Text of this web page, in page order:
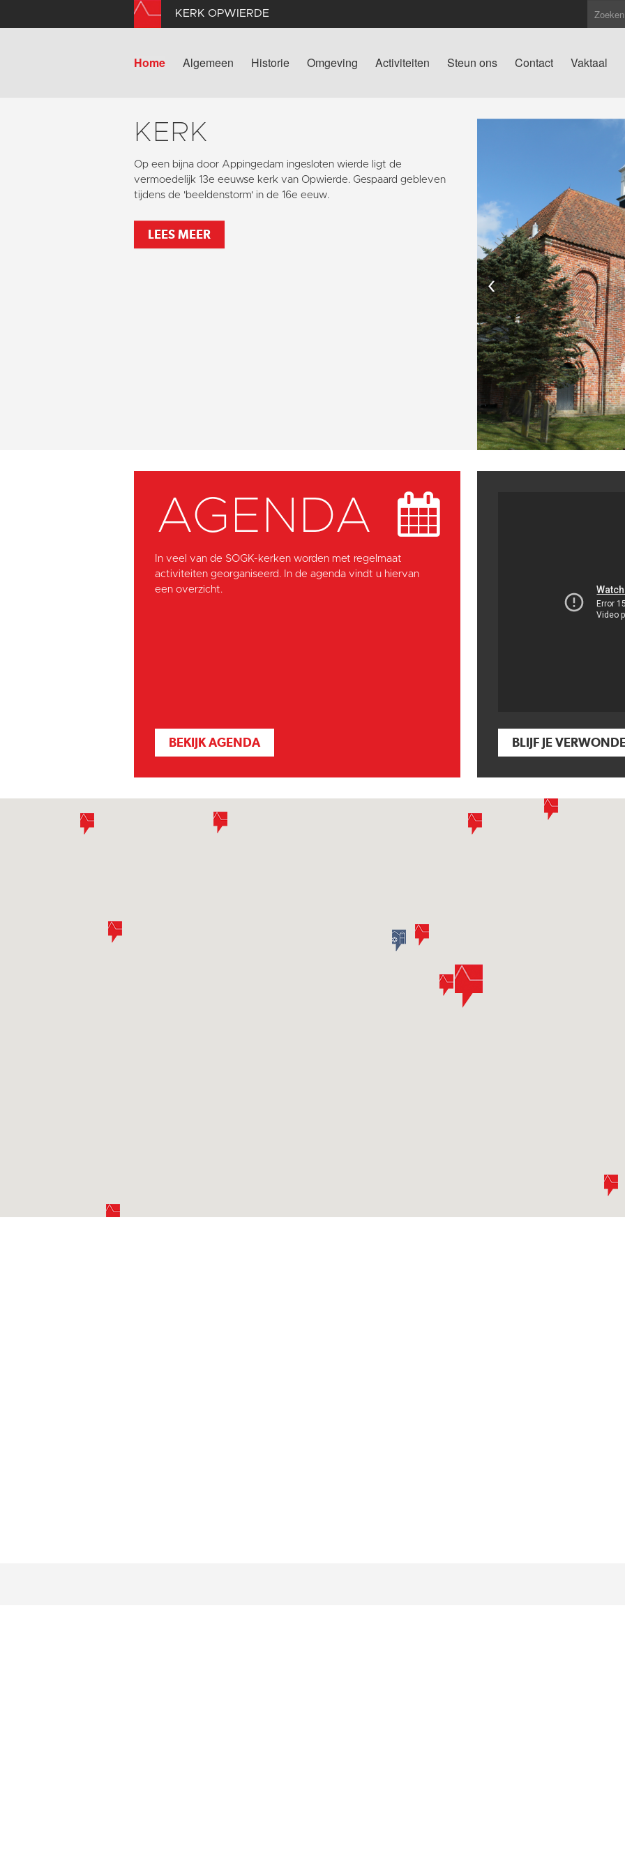
KERK OPWIERDE
Home Algemeen Historie Omgeving Activiteiten Steun ons Contact Vaktaal
KERK
Op een bijna door Appingedam ingesloten wierde ligt de
vermoedelijk 13e eeuwse kerk van Opwierde. Gespaard gebleven
tijdens de 'beeldenstorm' in de 16e eeuw.
LEES MEER
‹
AGENDA
In veel van de SOGK-kerken worden met regelmaat
activiteiten georganiseerd. In de agenda vindt u hiervan
een overzicht.
BEKIJK AGENDA BLIJF JE